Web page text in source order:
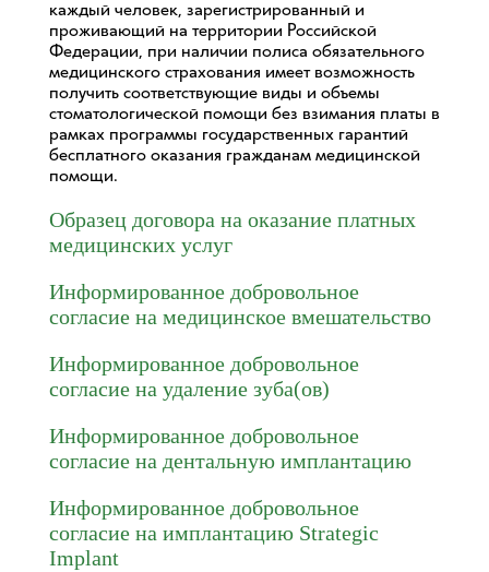
каждый человек, зарегистрированный и
проживающий на территории Российской
Федерации, при наличии полиса обязательного
медицинского страхования имеет возможность
получить соответствующие виды и объемы
стоматологической помощи без взимания платы в
рамках программы государственных гарантий
бесплатного оказания гражданам медицинской
помощи.
Образец договора на оказание платных
медицинских услуг
Информированное добровольное
согласие на медицинское вмешательство
Информированное добровольное
согласие на удаление зуба(ов)
Информированное добровольное
согласие на дентальную имплантацию
Информированное добровольное
согласие на имплантацию Strategic
Implant